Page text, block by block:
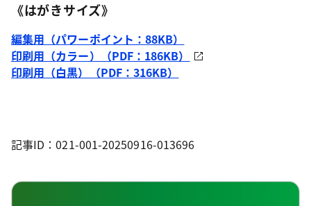
《はがきサイズ》
編集用（パワーポイント：88KB）
印刷用（カラー）（PDF：186KB）
印刷用（白黒）（PDF：316KB）
記事ID：021-001-20250916-013696